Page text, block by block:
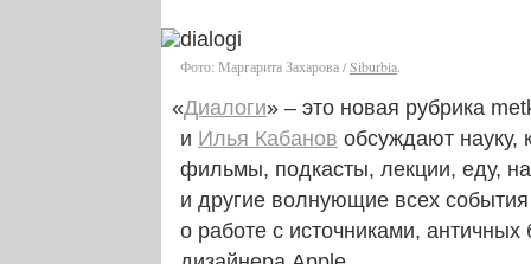
Фото: Маргарита Захарова /Siburbia
«Диалоги» – это новая рубрика
и Илья Кабанов обсуждают науку,
фильмы, подкасты, лекции, еду,
и другие волнующие всех
о работе с источниками,